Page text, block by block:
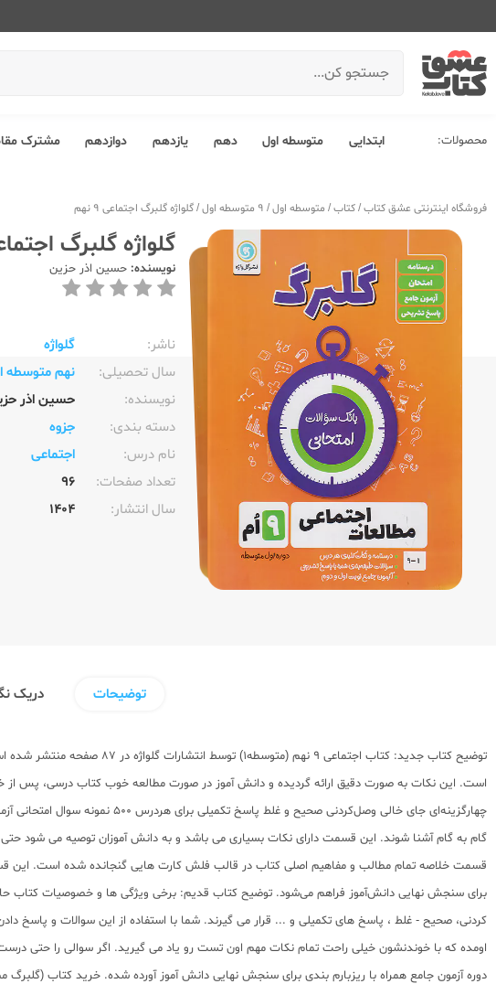
محصولات: ابتدایی متوسطه اول دهم یازدهم دوازدهم مشترک
فروشگاه اینترنتی عشق کتاب/کتاب/ متوسطه اول/ 9 متوسطه اول /گلواژه گلبرگ اجتماعی 9 نهم
گلواژه گلبرگ اجتماعی 9
نویسنده: حسین اذر حزین
ناشر:‌
گلواژه
سال تحصیلی:‌
نهم متوسطه
نویسنده:‌
حسین اذر
دسته بندی:
جزوه
نام درس:
اجتماعی
تعداد صفحات:‌
96
سال انتشار:‌
1404
توضیحات دریک
توضیح کتاب جدید: کتاب
است. این نکات به صورت دقیق ارائه گردیده و دانش آموز در صورت مطالعه خوب کتاب درسی، پس از
چهارگزینه‌ای جای خالی
گام به گام آشنا شوند. این قسمت دارای نکات بسیاری می باشد و به دانش آموزان توصیه می شود حتی
برای سنجش نهایی دانش‌آموز فراهم می‌شود. توضیح کتاب قدیم: برخی ویژگی ها و خصوصیات کتاب
کردنی، صحیح - غلط ، پاسخ های تکمیلی و ... قرار می گیرند. شما با استفاده از این سوالات و پاسخ
اومده که با خوندنشون خیلی راحت تمام نکات مهم اون تست رو یاد می گیرید. اگر سوالی را حتی